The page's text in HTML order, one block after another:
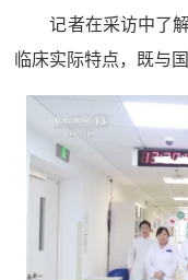
记者在采访中了
临床实际特点，既与